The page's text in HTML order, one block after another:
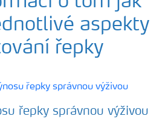
aspekty
řepky
řepky správnou výživou